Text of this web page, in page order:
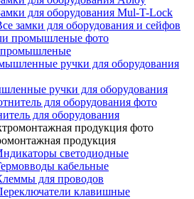
для оборудования Mul-T-Lock
замки для оборудования и сейфов
ручки для оборудования
для оборудования
продукция
светодиодные
кабельные
для проводов
клавишные